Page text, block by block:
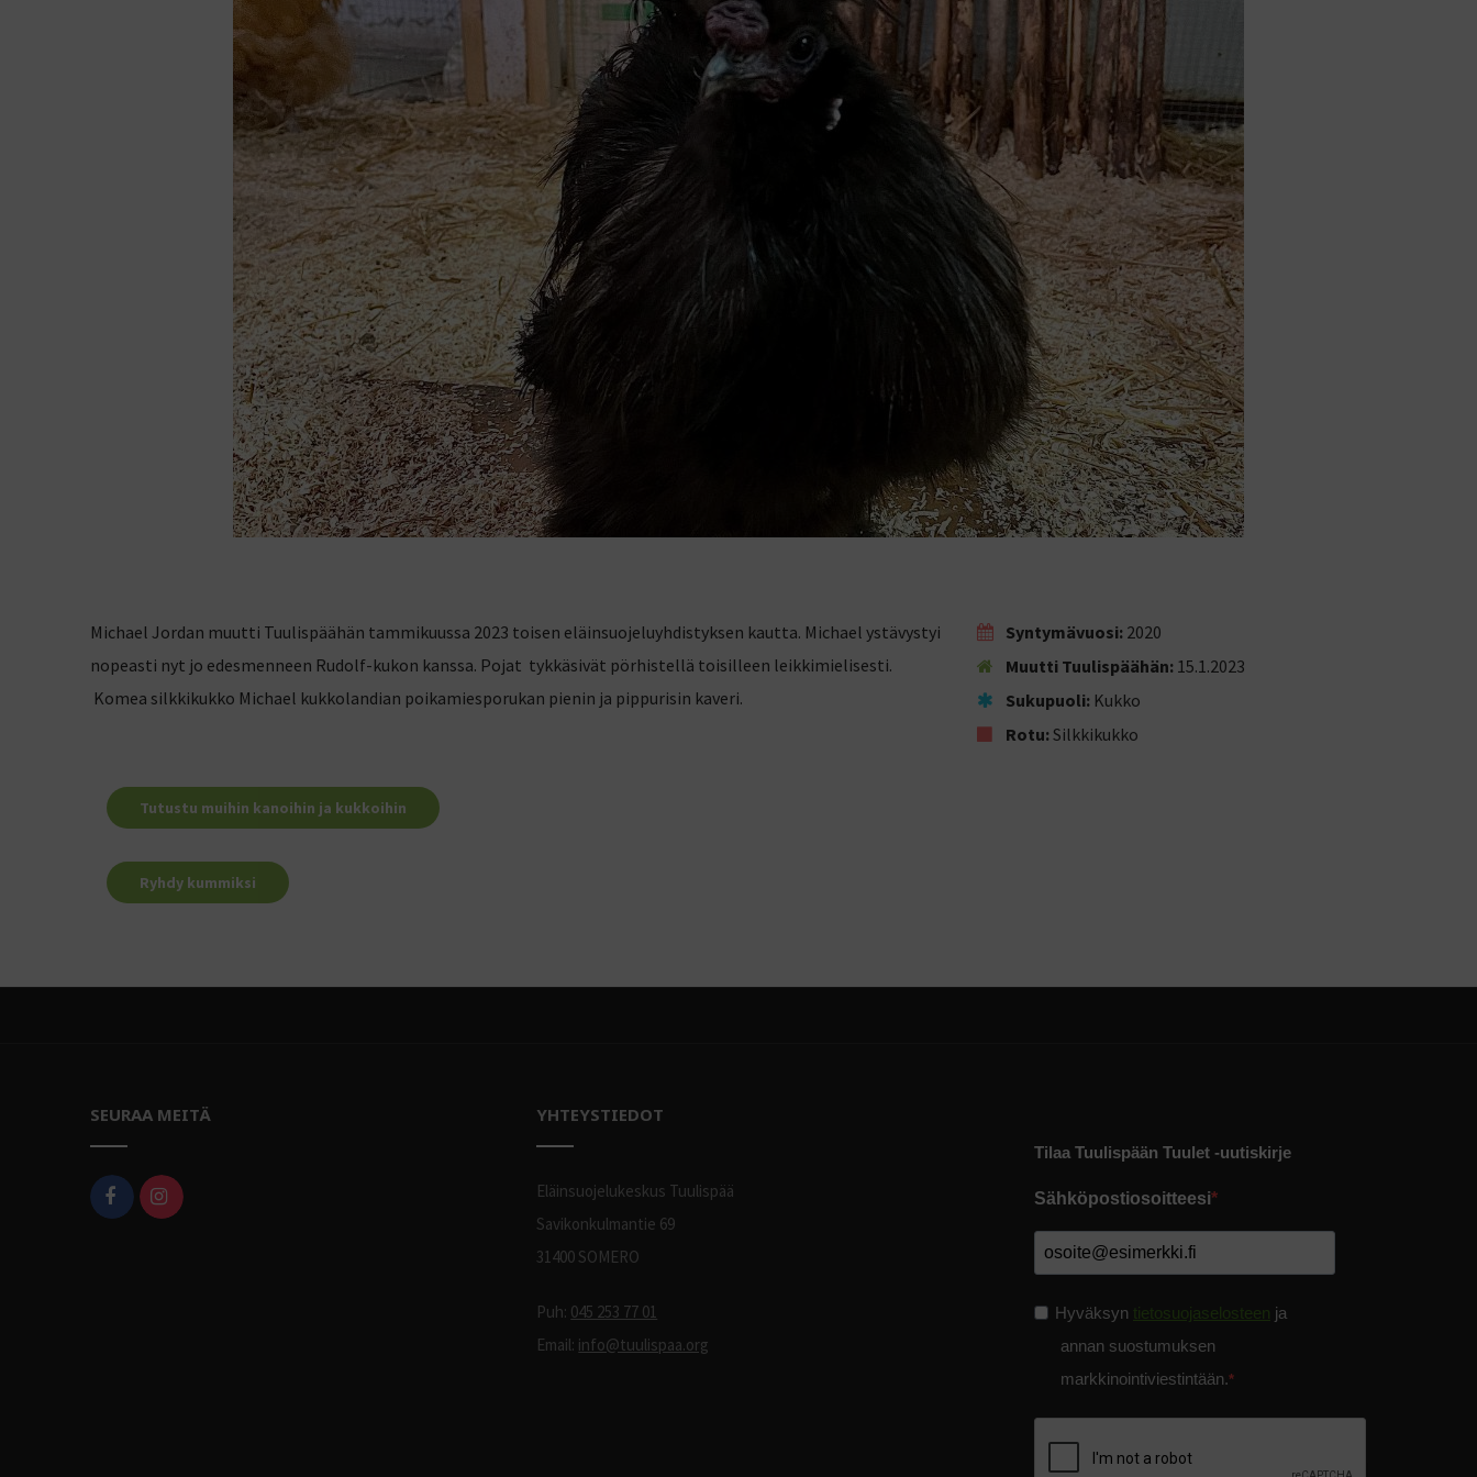
Michael Jordan muutti Tuulispäähän tammikuussa 2023 toisen eläinsuojeluyhdistyksen kautta. Michael ystävystyi
nopeasti nyt jo edesmenneen Rudolf-kukon kanssa. Pojat tykkäsivät pörhistellä toisilleen leikkimielisesti.
Komea silkkikukko Michael kukkolandian poikamiesporukan pienin ja pippurisin kaveri.
Syntymävuosi:2020
Muutti Tuulispäähän:15.1.2023
Sukupuoli:Kukko
Rotu:Silkkikukko
Tutustu muihin kanoihin ja kukkoihin
Ryhdy kummiksi
SEURAA MEITÄ YHTEYSTIEDOT
Eläinsuojelukeskus Tuulispää
Savikonkulmantie 69
31400 SOMERO
Puh: 045 253 77 01
Email: info@tuulispaa.org
Tilaa Tuulispään Tuulet -uutiskirje
Sähköpostiosoitteesi
Hyväksyn tietosuojaselosteen ja
annan suostumuksen
markkinointiviestintään.